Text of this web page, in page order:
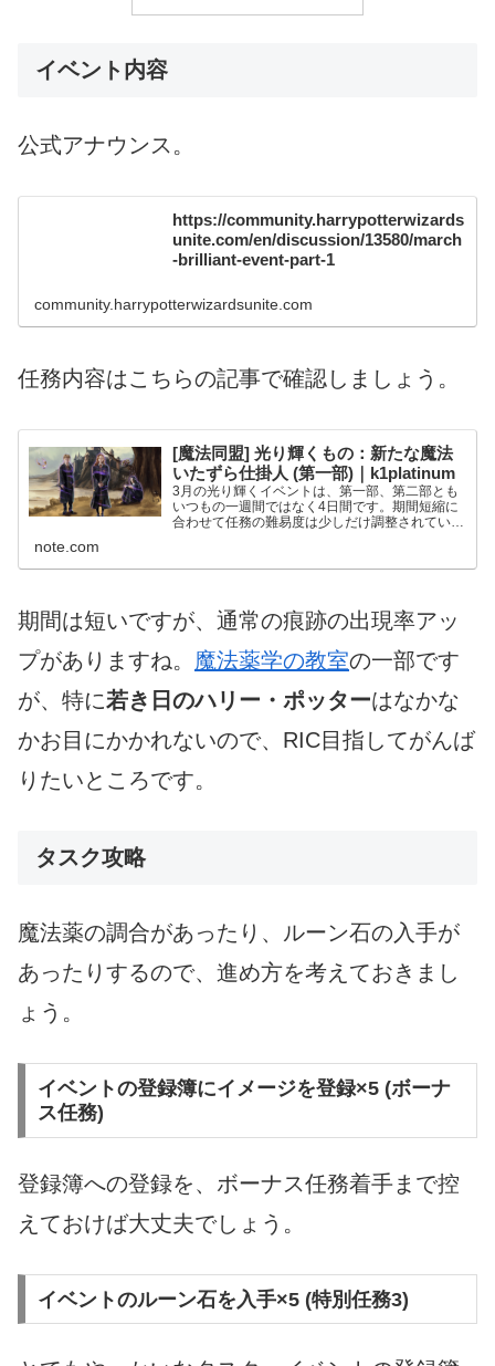
イベント内容
公式アナウンス。
https://community.harrypotterwizards
unite.com/en/discussion/13580/march
-brilliant-event-part-1
community.harrypotterwizardsunite.com
任務内容はこちらの記事で確認しましょう。
[魔法同盟] 光り輝くもの：新たな魔法
いたずら仕掛人 (第一部)｜k1platinum
3月の光り輝くイベントは、第一部、第二部とも
いつもの一週間ではなく4日間です。期間短縮に
合わせて任務の難易度は少しだけ調整されていま
を確保できない方には...
note.com
期間は短いですが、通常の痕跡の出現率アッ
プがありますね。 魔法薬学の教室の一部です
が、特に若き日のハリー・ポッターはなかな
かお目にかかれないので、RIC目指してがんば
りたいところです。
タスク攻略
魔法薬の調合があったり、ルーン石の入手が
あったりするので、進め方を考えておきまし
ょう。
イベントの登録簿にイメージを登録×5 (ボーナ
ス任務)
登録簿への登録を、ボーナス任務着手まで控
えておけば大丈夫でしょう。
イベントのルーン石を入手×5 (特別任務3)